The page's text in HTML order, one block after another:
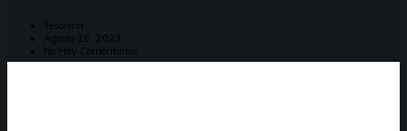
Tesoreria
Agosto 15, 2023
No Hay Comentarios